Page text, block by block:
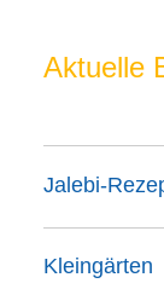
Aktuelle
Jalebi-
Kleingärten